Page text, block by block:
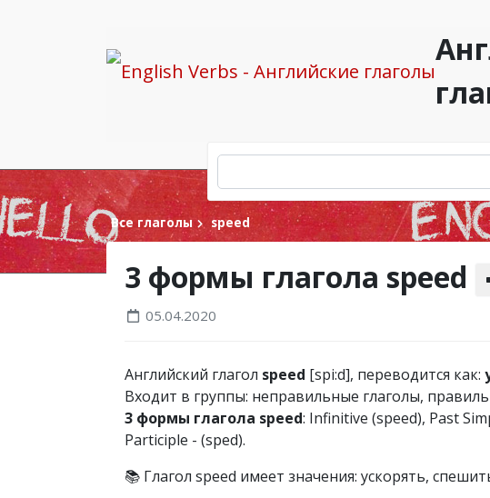
Все глаголы speed
3 формы глагола speed
05.04.2020
Английский глагол speed [spi:d], переводится как:
Входит в группы: неправильные глаголы,
3 формы глагола speed: Infinitive (speed), Past
Participle - (sped).
📚 Глагол speed имеет значения: ускорять,